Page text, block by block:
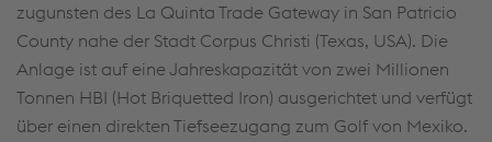
zugunsten des La Quinta Trade Gateway in San Patricio
County nahe der Stadt Corpus Christi (Texas, USA). Die
Anlage ist auf eine Jahreskapazität von zwei Millionen
Tonnen HBI (Hot Briquetted Iron) ausgerichtet und verfügt
über einen direkten Tiefseezugang zum Golf von Mexiko.